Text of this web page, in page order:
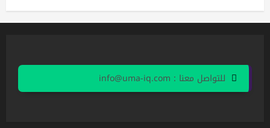
للتواصل معنا : info@uma-iq.com